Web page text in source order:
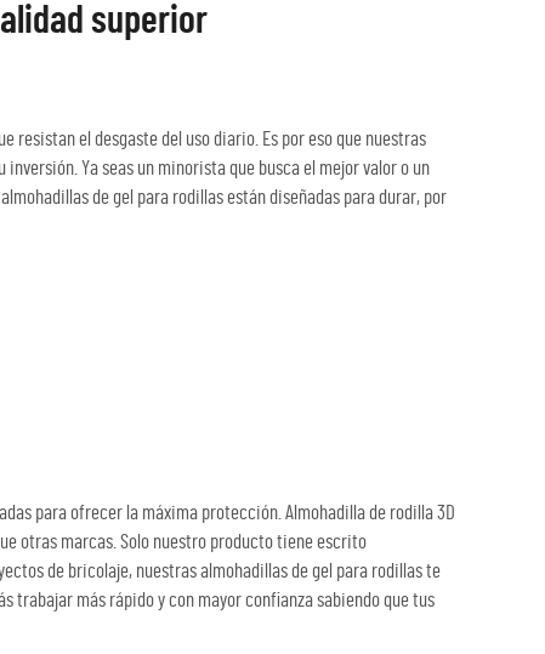
superior
resistan el desgaste del uso diario. Es por eso que nuestras
Ya seas un minorista que busca el mejor valor o un
de gel para rodillas están diseñadas para durar, por
para ofrecer la máxima protección. Almohadilla de rodilla 3D
otras marcas. Solo nuestro producto tiene escrito
de bricolaje, nuestras almohadillas de gel para rodillas te
trabajar más rápido y con mayor confianza sabiendo que tus